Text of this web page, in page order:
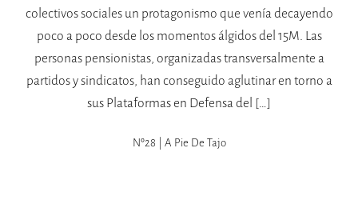
colectivos sociales un protagonismo que venía decayendo
poco a poco desde los momentos álgidos del 15M. Las
personas pensionistas, organizadas transversalmente a
partidos y sindicatos, han conseguido aglutinar en torno a
sus Plataformas en Defensa del […]
Nº28 | A Pie De Tajo